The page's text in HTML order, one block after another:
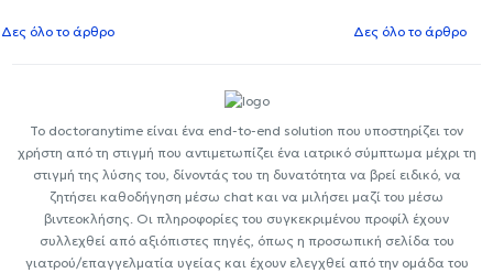
Δες όλο το άρθρο Δες όλο το άρθρο
Το doctoranytime είναι ένα end-to-end solution που υποστηρίζει τον
χρήστη από τη στιγμή που αντιμετωπίζει ένα ιατρικό σύμπτωμα μέχρι τη
στιγμή της λύσης του, δίνοντάς του τη δυνατότητα να βρεί ειδικό, να
ζητήσει καθοδήγηση μέσω chat και να μιλήσει μαζί του μέσω
βιντεοκλήσης. Οι πληροφορίες του συγκεκριμένου προφίλ έχουν
συλλεχθεί από αξιόπιστες πηγές, όπως η προσωπική σελίδα του
γιατρού/επαγγελματία υγείας και έχουν ελεγχθεί από την ομάδα του